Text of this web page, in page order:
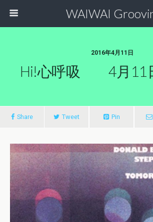
WAIWAI
2016年4月11日
Hi!心呼吸 4月11日
Share Tweet Pin